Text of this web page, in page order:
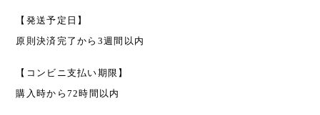
【発送予定日】
原則決済完了から3週間以内
【コンビニ支払い期限】
購入時から72時間以内